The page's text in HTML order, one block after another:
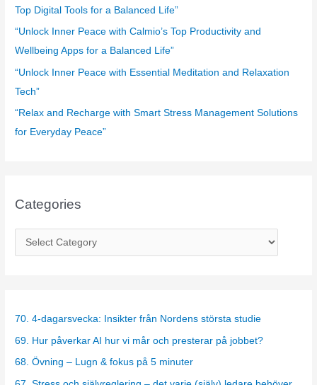
r
:
Top Digital Tools for a Balanced Life”
“Unlock Inner Peace with Calmio’s Top Productivity and
Wellbeing Apps for a Balanced Life”
“Unlock Inner Peace with Essential Meditation and Relaxation
Tech”
“Relax and Recharge with Smart Stress Management Solutions
for Everyday Peace”
Categories
a
g
70. 4-dagarsvecka: Insikter från Nordens största studie
69. Hur påverkar AI hur vi mår och presterar på jobbet?
68. Övning – Lugn & fokus på 5 minuter